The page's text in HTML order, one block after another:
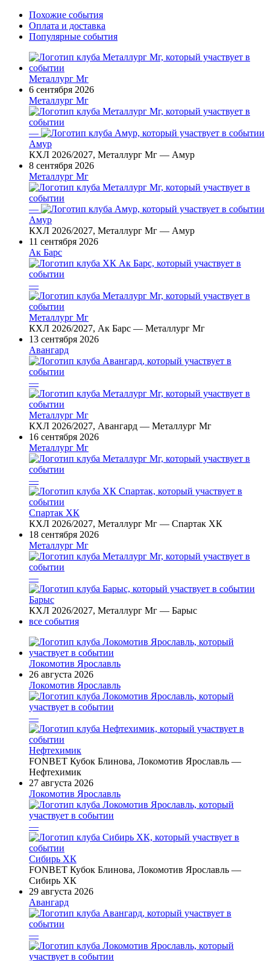
Похожие события
Оплата и доставка
Популярные события
Металлург Мг
6 сентября 2026
Металлург Мг
—
Амур
КХЛ 2026/2027, Металлург Мг — Амур
8 сентября 2026
Металлург Мг
—
Амур
КХЛ 2026/2027, Металлург Мг — Амур
11 сентября 2026
Ак Барс
—
Металлург Мг
КХЛ 2026/2027, Ак Барс — Металлург Мг
13 сентября 2026
Авангард
—
Металлург Мг
КХЛ 2026/2027, Авангард — Металлург Мг
16 сентября 2026
Металлург Мг
—
Спартак ХК
КХЛ 2026/2027, Металлург Мг — Спартак ХК
18 сентября 2026
Металлург Мг
—
Барыс
КХЛ 2026/2027, Металлург Мг — Барыс
все события
Локомотив Ярославль
26 августа 2026
Локомотив Ярославль
—
Нефтехимик
FONBET Кубок Блинова, Локомотив Ярославль —
Нефтехимик
27 августа 2026
Локомотив Ярославль
—
Сибирь ХК
FONBET Кубок Блинова, Локомотив Ярославль —
Сибирь ХК
29 августа 2026
Авангард
—